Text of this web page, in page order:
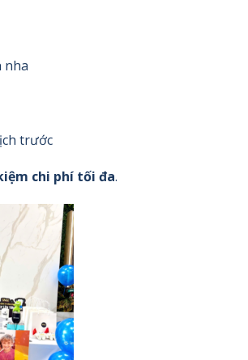
nha
trước
chi phí tối đa.